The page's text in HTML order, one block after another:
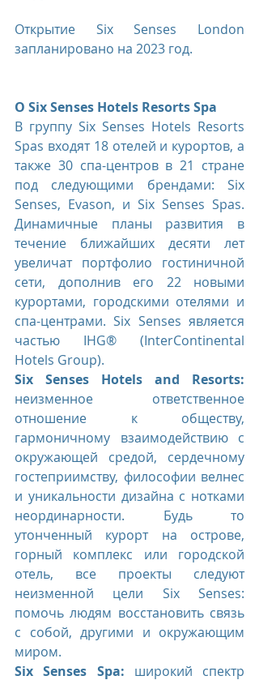
Открытие Six Senses London
запланировано на 2023 год.
О Six Senses Hotels Resorts Spa
В группу Six Senses Hotels Resorts
Spas входят 18 отелей и курортов, а
также 30 спа-центров в 21 стране
под следующими брендами: Six
Senses, Evason, и Six Senses Spas.
Динамичные планы развития в
течение ближайших десяти лет
увеличат портфолио гостиничной
сети, дополнив его 22 новыми
курортами, городскими отелями и
спа-центрами. Six Senses является
частью IHG® (InterContinental
Hotels Group).
Six Senses Hotels and Resorts:
неизменное ответственное
отношение к обществу,
гармоничному взаимодействию с
окружающей средой, сердечному
гостеприимству, философии велнес
и уникальности дизайна с нотками
неординарности. Будь то
утонченный курорт на острове,
горный комплекс или городской
отель, все проекты следуют
неизменной цели Six Senses:
помочь людям восстановить связь
с собой, другими и окружающим
миром.
Six Senses Spa: широкий спектр